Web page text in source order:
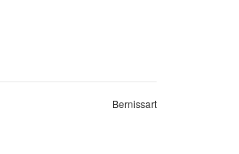
Bernissart